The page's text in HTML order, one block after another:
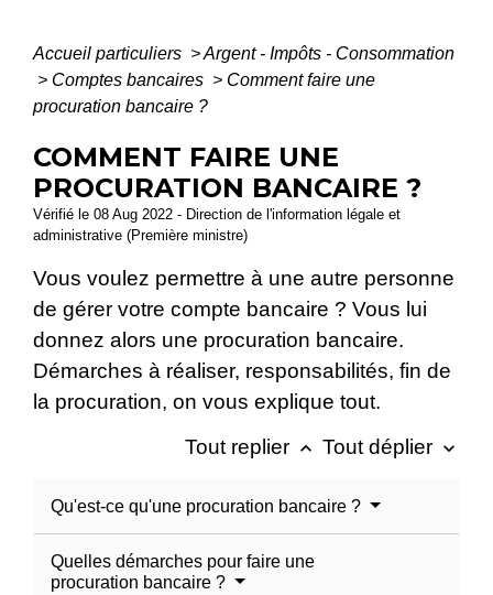
Accueil particuliers >Argent - Impôts - Consommation
> Comptes bancaires > Comment faire une
procuration bancaire ?
COMMENT FAIRE UNE
PROCURATION BANCAIRE ?
Vérifié le 08 Aug 2022 - Direction de l'information légale et
administrative (Première ministre)
Vous voulez permettre à une autre personne
de gérer votre compte bancaire ? Vous lui
donnez alors une procuration bancaire.
Démarches à réaliser, responsabilités, fin de
la procuration, on vous explique tout.
Tout replier keyboard_arrow_up Tout déplier keyboard_arrow_down
Qu'est-ce qu'une procuration bancaire ?
Quelles démarches pour faire une
procuration bancaire ?